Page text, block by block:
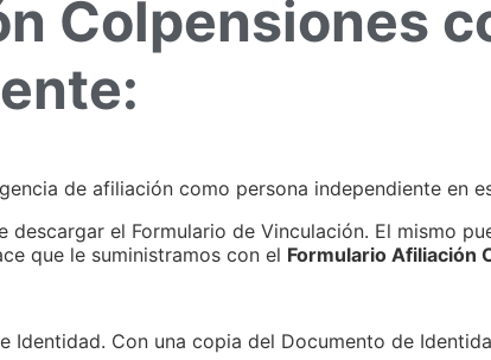
Colpensiones
de afiliación como persona independiente en
descargar el Formulario de Vinculación. El mismo
que le suministramos con el Formulario Afiliación
Identidad. Con una copia del Documento de